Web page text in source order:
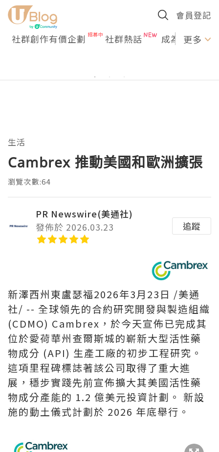
會員登記
社群創作有價企劃 社群熱話 成為U更多
生活
Cambrex 推動美國和歐洲擴張
瀏覽次數:64
PR Newswire(美通社)
發佈於 2026.03.23
追蹤
新澤西州東盧瑟福2026年3月23日 /美通
社/ -- 全球領先的合約研究開發與製造組織
(CDMO) Cambrex，於今天宣佈已完成其
位於愛荷華州查爾斯城的嶄新大型活性藥
物成分 (API) 生產工廠的初步工程研究。
這項里程碑標誌著該公司取得了重大進
展，穩步實踐先前宣佈擴大其美國活性藥
物成分產能的 1.2 億美元投資計劃。 新設
施的動土儀式計劃於 2026 年底舉行。